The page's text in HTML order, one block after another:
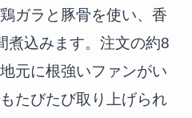
ガラと豚骨を使い、香
煮込みます。注文の約8
元に根強いファンがい
たびたび取り上げられ